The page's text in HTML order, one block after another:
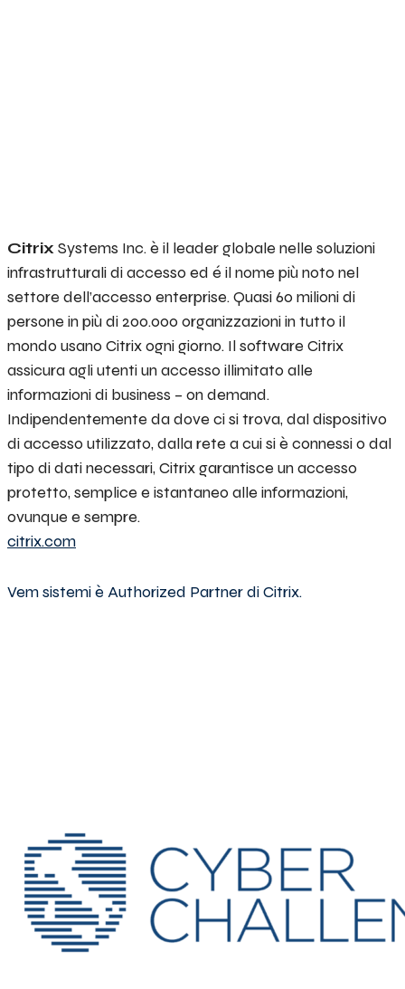
CitrixSystems Inc. è il leader globale nelle soluzioni
infrastrutturali di accesso ed é il nome più noto nel
settore dell’accesso enterprise. Quasi 60 milioni di
persone in più di 200.000 organizzazioni in tutto il
mondo usano Citrix ogni giorno. Il software Citrix
assicura agli utenti un accesso illimitato alle
informazioni di business – on demand.
Indipendentemente da dove ci si trova, dal dispositivo
di accesso utilizzato, dalla rete a cui si è connessi o dal
tipo di dati necessari, Citrix garantisce un accesso
protetto, semplice e istantaneo alle informazioni,
ovunque e sempre.
citrix.com
Vem sistemi è Authorized Partner di Citrix.